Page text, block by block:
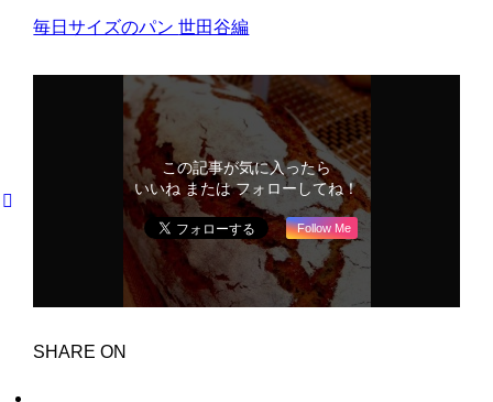
毎日サイズのパン世田谷編
この記事が気に入ったら
いいね または フォローしてね！
Follow Me
SHARE ON